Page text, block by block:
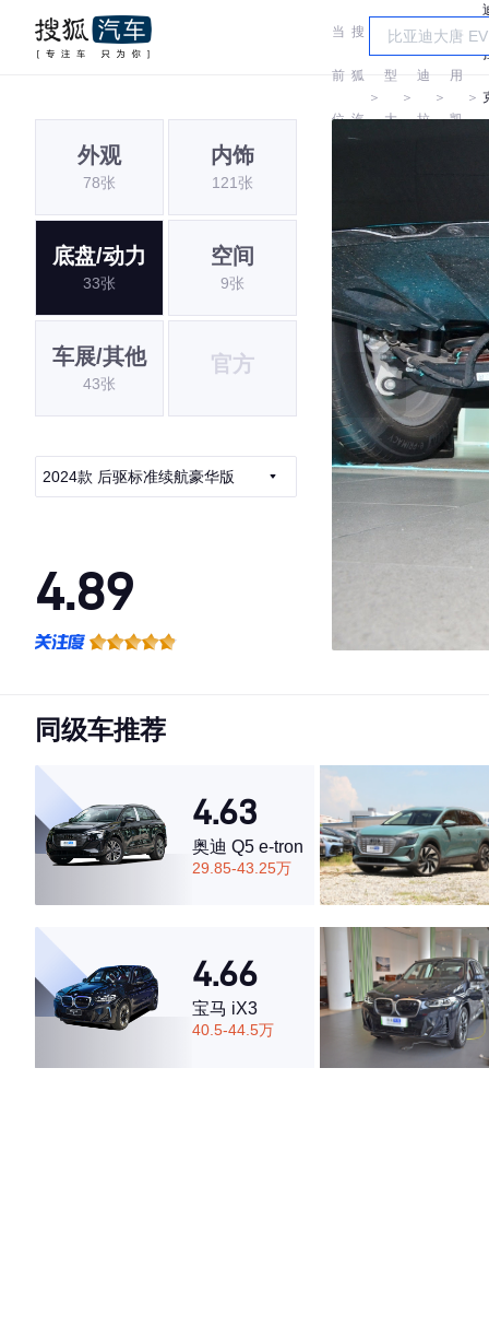
当
前
位
搜
狐
汽
＞
车
型
大
＞
凯
迪
拉
＞
通
用
凯
克
＞
外观
78张
内饰
121张
底盘/动力
33张
空间
9张
车展/其他
43张
官方
2024款 后驱标准续航豪华版
4.89
·空间表现较为优秀，优于85%同级车
同级车推荐
4.63
奥迪 Q5 e-tron
29.85-43.25万
4.66
宝马 iX3
40.5-44.5万